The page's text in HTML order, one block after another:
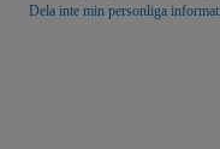
Dela inte min personliga